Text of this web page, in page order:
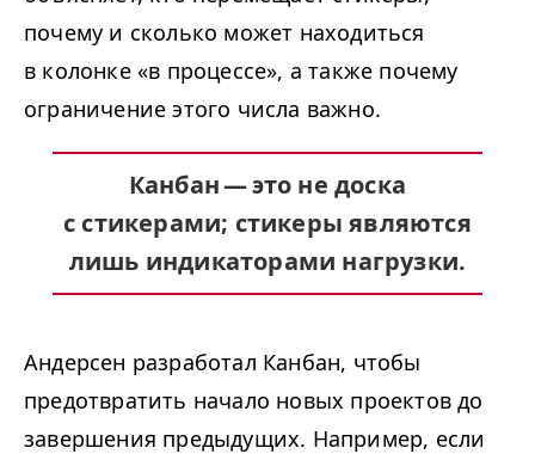
почему и сколько может находиться
в колонке «в процессе», а также почему
ограничение этого числа важно.
Канбан — это не доска
с стикерами; стикеры являются
лишь индикаторами нагрузки.
Андерсен разработал Канбан, чтобы
предотвратить начало новых проектов до
завершения предыдущих. Например, если